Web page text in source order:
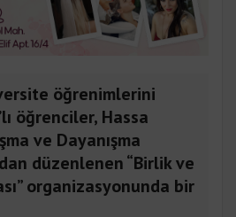
öğrenimlerini
öğrenciler, Hassa
ve Dayanışma
düzenlenen “Birlik ve
organizasyonunda bir